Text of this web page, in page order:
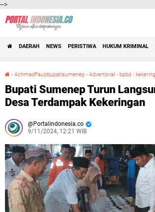
-->
DAERAH NEWS PERISTIWA HUKUM KRIMINAL
› AchmadFauzibupatisumenep › Advertorial › bpbd ›
Bupati Sumenep Turun
Desa Terdampak Kekeringan
Portalindonesia.co
9/11/2024, 12:21 WIB